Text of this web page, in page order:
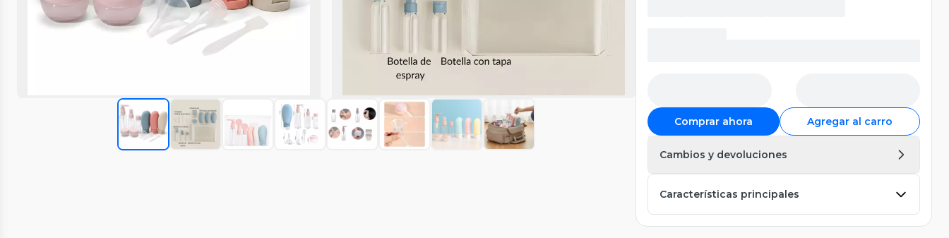
Comprar ahora Agregar al carro
Cambios y devoluciones
Características principales